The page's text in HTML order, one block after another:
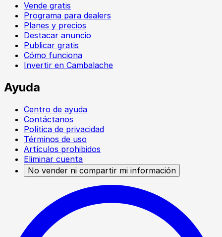
Vende gratis
Programa para dealers
Planes y precios
Destacar anuncio
Publicar gratis
Cómo funciona
Invertir en Cambalache
Ayuda
Centro de ayuda
Contáctanos
Política de privacidad
Términos de uso
Artículos prohibidos
Eliminar cuenta
No vender ni compartir mi información